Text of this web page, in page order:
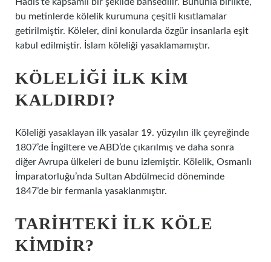
bu metinlerde kölelik kurumuna çeşitli kısıtlamalar
getirilmiştir. Köleler, dini konularda özgür insanlarla eşit
kabul edilmiştir. İslam köleliği yasaklamamıştır.
KÖLELIĞI ILK KIM
KALDIRDI?
Köleliği yasaklayan ilk yasalar 19. yüzyılın ilk çeyreğinde
1807’de İngiltere ve ABD’de çıkarılmış ve daha sonra
diğer Avrupa ülkeleri de bunu izlemiştir. Kölelik, Osmanlı
İmparatorluğu’nda Sultan Abdülmecid döneminde
1847’de bir fermanla yasaklanmıştır.
TARIHTEKI ILK KÖLE
KIMDIR?